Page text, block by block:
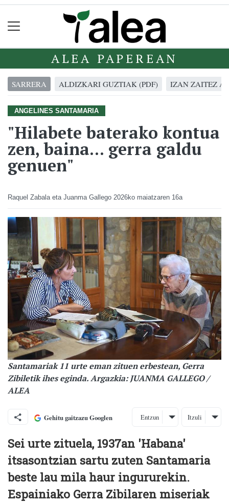
ALEA PAPEREAN
SARRERA ALDIZKARI GUZTIAK (PDF) IZAN ZAITEZ
ANGELINES SANTAMARIA
"Hilabete baterako kontua
zen, baina... gerra galdu
genuen"
Raquel Zabala eta Juanma Gallego 2026ko maiatzaren 16a
Santamariak 11 urte eman zituen erbestean, Gerra
Zibiletik ihes eginda. Argazkia: JUANMA GALLEGO /
ALEA
Gehitu gaitzazu Googlen Entzun Itzuli
Sei urte zituela, 1937an 'Habana'
itsasontzian sartu zuten Santamaria
beste lau mila haur ingururekin.
Espainiako Gerra Zibilaren miseriak